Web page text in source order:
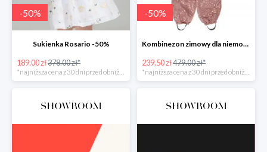
-50%
Sukienka Rosario -50%
189.00 zł378.00 zł*
-50%
Kombinezon zimowy dla niemowlaka -50%
239.50 zł479.00 zł*